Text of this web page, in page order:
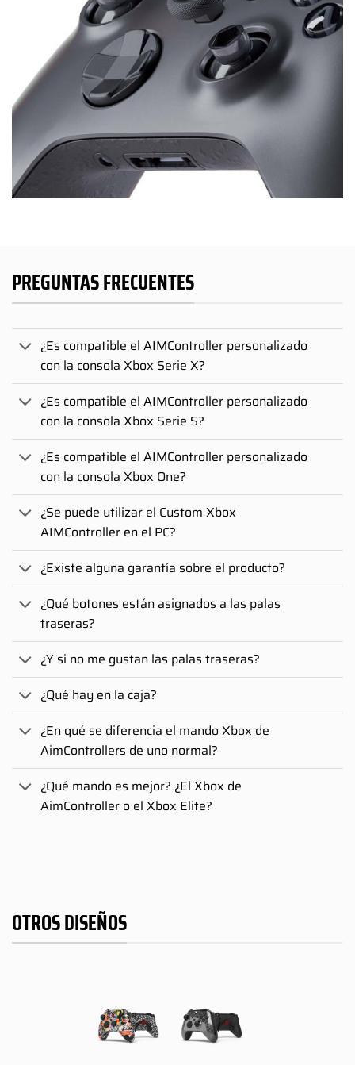
PREGUNTAS FRECUENTES
¿Es compatible el AIMController personalizado
con la consola Xbox Serie X?
¿Es compatible el AIMController personalizado
con la consola Xbox Serie S?
¿Es compatible el AIMController personalizado
con la consola Xbox One?
¿Se puede utilizar el Custom Xbox
AIMController en el PC?
¿Existe alguna garantía sobre el producto?
¿Qué botones están asignados a las palas
traseras?
¿Y si no me gustan las palas traseras?
¿Qué hay en la caja?
¿En qué se diferencia el mando Xbox de
AimControllers de uno normal?
¿Qué mando es mejor? ¿El Xbox de
AimController o el Xbox Elite?
OTROS DISEÑOS